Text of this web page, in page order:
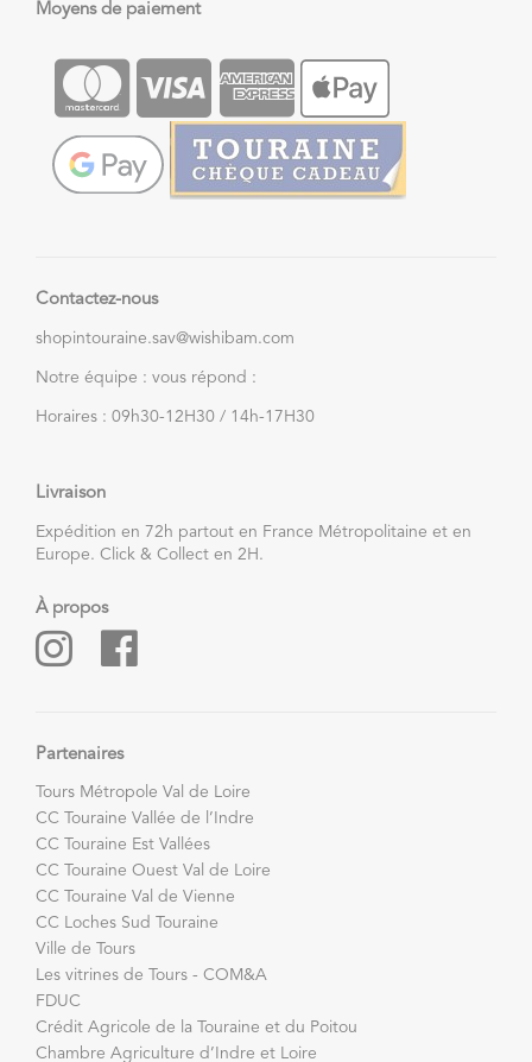
Moyens de paiement
Contactez-nous
shopintouraine.sav@wishibam.com
Notre équipe : vous répond :
Horaires : 09h30-12H30 / 14h-17H30
Livraison
Expédition en 72h partout en France Métropolitaine et en
Europe. Click & Collect en 2H.
À propos
Partenaires
Tours Métropole Val de Loire
CC Touraine Vallée de l’Indre
CC Touraine Est Vallées
CC Touraine Ouest Val de Loire
CC Touraine Val de Vienne
CC Loches Sud Touraine
Ville de Tours
Les vitrines de Tours - COM&A
FDUC
Crédit Agricole de la Touraine et du Poitou
Chambre Agriculture d’Indre et Loire